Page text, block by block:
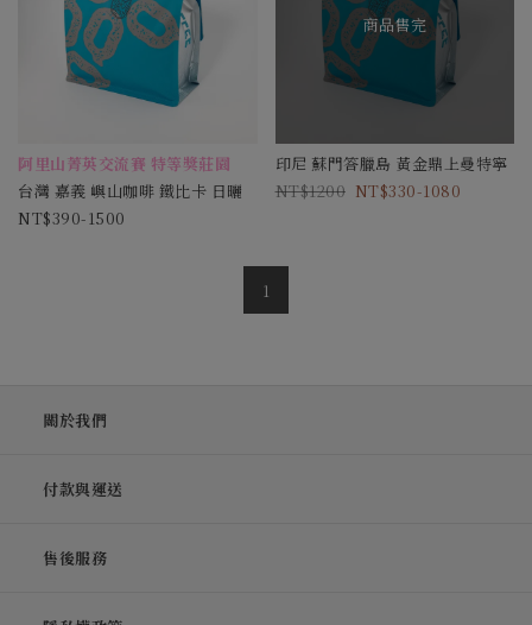
阿里山菁英交流賽 特等獎莊園
台灣 嘉義 嶼山咖啡 鐵比卡 日曬
390-1500
商品售完
印尼 蘇門答臘島 黃金鼎上曼特寧
1200
330-1080
1
關於我們
付款與運送
售後服務